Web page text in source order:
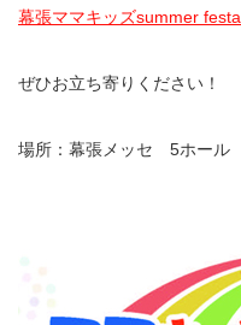
幕張ママキッズsummer festa
ぜひお立ち寄りください！
場所：幕張メッセ 5ホール